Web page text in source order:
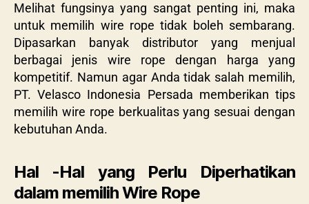
Melihat fungsinya yang sangat penting ini, maka
untuk memilih wire rope tidak boleh sembarang.
Dipasarkan banyak distributor yang menjual
berbagai jenis wire rope dengan harga yang
kompetitif. Namun agar Anda tidak salah memilih,
PT. Velasco Indonesia Persada memberikan tips
memilih wire rope berkualitas yang sesuai dengan
kebutuhan Anda.
Hal -Hal yang Perlu Diperhatikan
dalam memilih Wire Rope